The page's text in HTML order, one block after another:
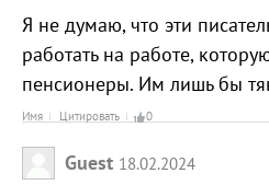
Я не думаю, что эти
работать на работе,
пенсионеры. Им лишь бы
Имя Цитировать 0
Guest 18.02.2024